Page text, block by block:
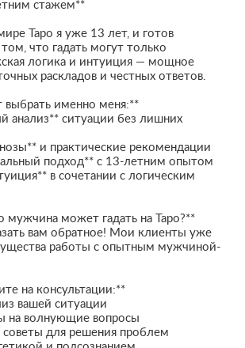
стажем**
Таро я уже 13 лет, и готов
что гадать могут только
логика и интуиция — мощное
раскладов и честных ответов.
выбрать именно меня:**
анализ** ситуации без лишних
и практические рекомендации
подход** с 13-летним опытом
в сочетании с логическим
мужчина может гадать на Таро?**
вам обратное! Мои клиенты уже
работы с опытным мужчиной-
на консультации:**
вашей ситуации
на волнующие вопросы
советы для решения проблем